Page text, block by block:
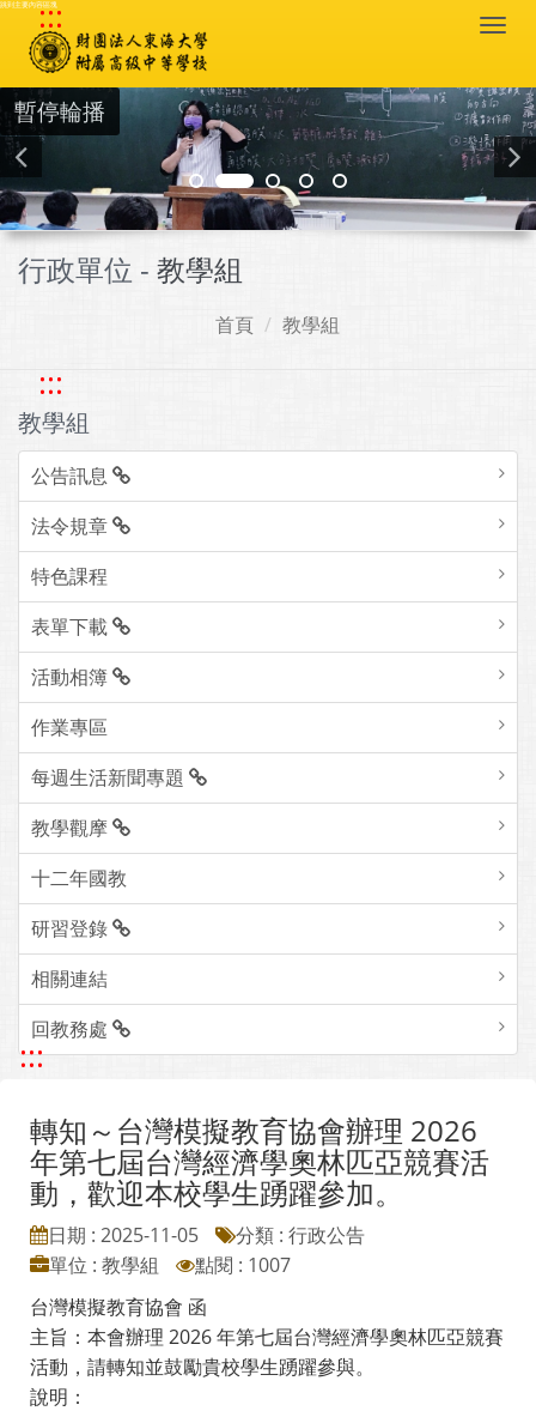
跳到主要內容區塊
:::
暫停輪播
行政單位 - 教學組
首頁 教學組
:::
教學組
公告訊息
法令規章
特色課程
表單下載
活動相簿
作業專區
每週生活新聞專題
教學觀摩
十二年國教
研習登錄
相關連結
回教務處
:::
轉知～台灣模擬教育協會辦理 2026
年第七屆台灣經濟學奧林匹亞競賽活
動，歡迎本校學生踴躍參加。
日期 : 2025-11-05
分類 : 行政公告
單位 : 教學組
點閱 : 1007
台灣模擬教育協會 函
主旨：本會辦理 2026 年第七屆台灣經濟學奧林匹亞競賽
活動，請轉知並鼓勵貴校學生踴躍參與。
說明：